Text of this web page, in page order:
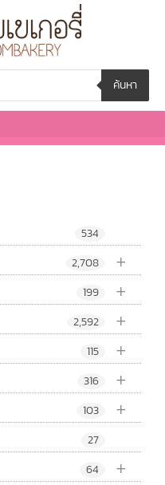
ค้นหา
534
+
2,708
+
199
+
2,592
+
115
+
316
+
103
27
+
64